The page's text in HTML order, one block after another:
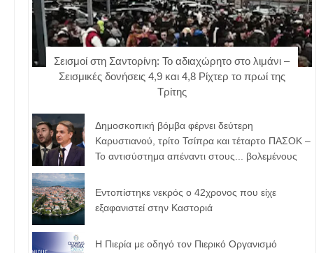
Σεισμοί στη Σαντορίνη: Το αδιαχώρητο στο λιμάνι –
Σεισμικές δονήσεις 4,9 και 4,8 Ρίχτερ το πρωί της
Τρίτης
Δημοσκοπική βόμβα φέρνει δεύτερη
Καρυστιανού, τρίτο Τσίπρα και τέταρτο ΠΑΣΟΚ –
Το αντισύστημα απέναντι στους... βολεμένους
Εντοπίστηκε νεκρός ο 42χρονος που είχε
εξαφανιστεί στην Καστοριά
Η Πιερία με οδηγό τον Πιερικό Οργανισμό